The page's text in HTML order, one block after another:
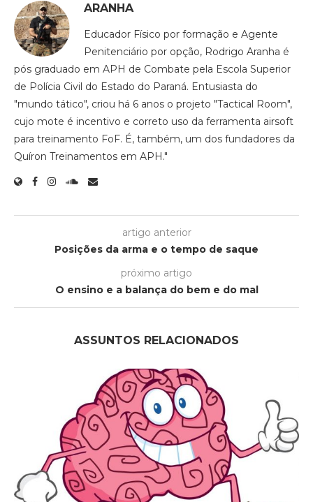
ARANHA
Educador Físico por formação e Agente
Penitenciário por opção, Rodrigo Aranha é
pós graduado em APH de Combate pela Escola Superior
de Polícia Civil do Estado do Paraná. Entusiasta do
"mundo tático", criou há 6 anos o projeto "Tactical Room",
cujo mote é incentivo e correto uso da ferramenta airsoft
para treinamento FoF. É, também, um dos fundadores da
Quíron Treinamentos em APH."
artigo anterior
Posições da arma e o tempo de saque
próximo artigo
O ensino e a balança do bem e do mal
ASSUNTOS RELACIONADOS